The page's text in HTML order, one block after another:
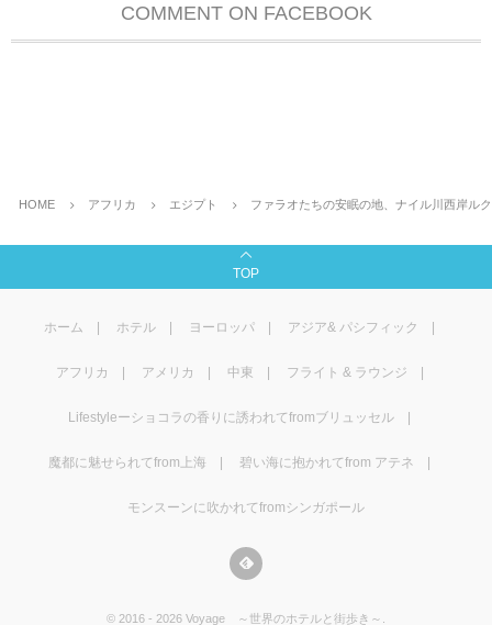
COMMENT ON FACEBOOK
HOME アフリカ エジプト ファラオたちの安眠の地、ナイル川西岸ル
TOP
ホーム ホテル ヨーロッパ アジア& パシフィック
アフリカ アメリカ 中東 フライト & ラウンジ
Lifestyleーショコラの香りに誘われてfromブリュッセル
魔都に魅せられてfrom上海 碧い海に抱かれてfrom アテネ
モンスーンに吹かれてfromシンガポール
© 2016 - 2026 Voyage ～世界のホテルと街歩き～